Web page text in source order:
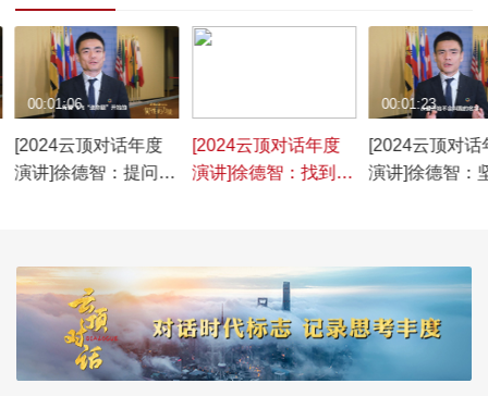
[2024云顶对话年度
演讲]徐德智：提问的
00:01:06
[2024云顶对话年度
演讲]徐德智：找到属
[2024云顶对话
演讲]徐德智：
00:01:23